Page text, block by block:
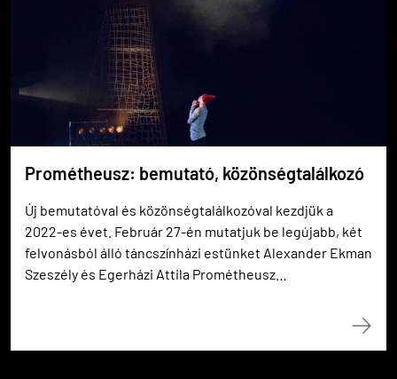
Prométheusz: bemutató, közönségtalálkozó
Új bemutatóval és közönségtalálkozóval kezdjük a
2022-es évet. Február 27-én mutatjuk be legújabb, két
felvonásból álló táncszínházi estünket Alexander Ekman
Szeszély és Egerházi Attila Prométheusz